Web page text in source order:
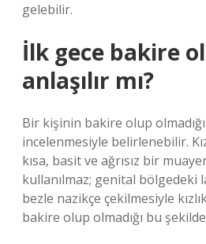
gelebilir.
İlk gece bakire
anlaşılır mı?
Bir kişinin bakire olup olmadığı
incelenmesiyle belirlenebilir.
kısa, basit ve ağrısız bir
kullanılmaz; genital bölgedeki
bezle nazikçe çekilmesiyle
bakire olup olmadığı bu